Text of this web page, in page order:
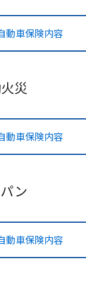
動車保険内容
災
動車保険内容
ン
動車保険内容